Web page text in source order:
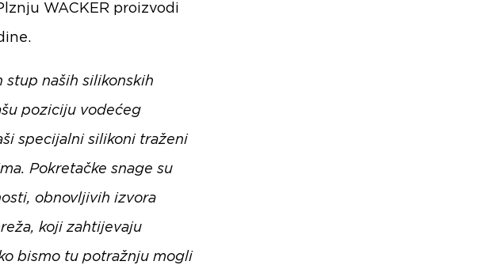
WACKER proizvodi
stup naših silikonskih
poziciju vodećeg
specijalni silikoni traženi
Pokretačke snage su
obnovljivih izvora
koji zahtijevaju
bismo tu potražnju mogli